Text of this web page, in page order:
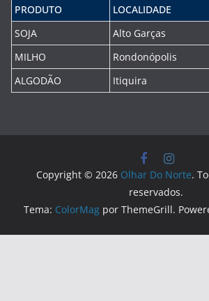
PRODUTO LOCALIDADE
SOJA
Alto Garças
MILHO
Rondonópolis
ALGODÃO
Itiquira
Copyright © 2026 Olhar Do Norte.
reservados.
Tema: ColorMag por ThemeGrill.